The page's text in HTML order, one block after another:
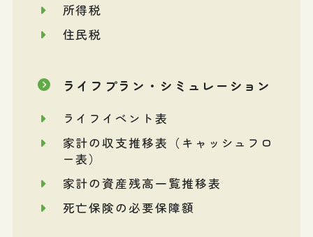
所得税
住民税
ライフプラン・シミュレーション
ライフイベント表
家計の収支推移表（キャッシュフロ
ー表）
家計の資産残高一覧推移表
死亡保険の必要保障額